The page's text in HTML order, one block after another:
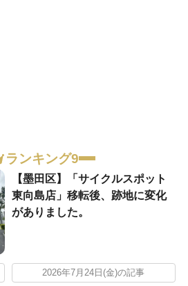
ランキング9
【墨田区】「サイクルスポット
東向島店」移転後、跡地に変化
がありました。
2026年7月24日(金)の記事